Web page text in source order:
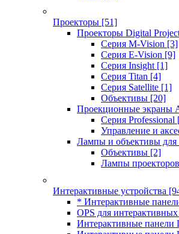
Проекторы [51]
Проекторы Digital
Серия M-Vision [3]
Серия E-Vision [9]
Серия Insight [1]
Серия Titan [4]
Серия Satellite [1]
Объективы [20]
Проекционные экраны
Серия Professional
Управление и
Лампы и объективы для
Объективы [2]
Лампы
Интерактивные устройства
* Интерактивные
OPS для
Интерактивные панели